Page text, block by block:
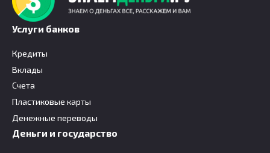
Услуги банков
Кредиты
Вклады
Счета
Пластиковые карты
Денежные переводы
Деньги и государство